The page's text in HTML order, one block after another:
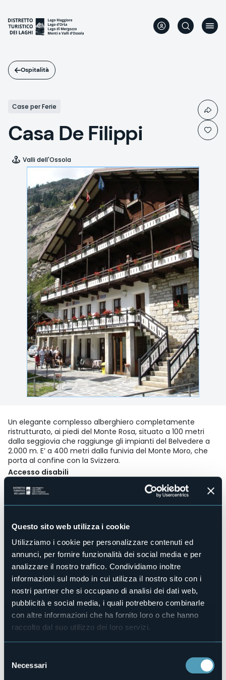
Questo sito web utilizza i cookie
Utilizziamo i cookie per personalizzare contenuti ed
annunci, per fornire funzionalità dei social media e per
analizzare il nostro traffico. Condividiamo inoltre
informazioni sul modo in cui utilizza il nostro sito con i
nostri partner che si occupano di analisi dei dati web,
pubblicità e social media, i quali potrebbero combinarle
con altre informazioni che ha fornito loro o che hanno
raccolto dal suo utilizzo dei loro servizi.
delNecessari
contenuto
principale
Ospitalità
Case per Ferie
Casa De Filippi
Valli dell'Ossola
Un elegante complesso alberghiero completamente
ristrutturato, ai piedi del Monte Rosa, situato a 100 metri
dalla seggiovia che raggiunge gli impianti del Belvedere a
2.000 m. E’ a 400 metri dalla funivia del Monte Moro, che
porta al confine con la Svizzera.
Accesso disabili
Centro benessere
No
Sì
Piscina
No
Animali ammessi
No
Camere
40
Posti letto
99
Sito web